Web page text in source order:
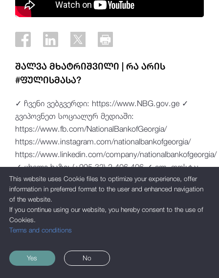
ᲨᲐᲚᲕᲐ ᲛᲮᲐᲢᲠᲘᲨᲕᲘᲚᲘ | ᲠᲐ ᲐᲠᲘᲡ
#ᲤᲣᲚᲘᲡᲛᲐᲡᲐ?
✓ ჩვენი ვებგვერდი: https://www.NBG.gov.ge ✓
გვიპოვნეთ სოციალურ მედიაში:
https://www.fb.com/NationalBankofGeorgia/
https://www.instagram.com/nationalbankofgeorgia/
https://www.linkedin.com/company/nationalbankofgeorgia/
✓ ცხელი ხაზი: (+995 32) 2 406 406 ✓ ელ. ფოსტა:
info@nbg.gov.ge
This website uses Cookie files to optimize your experience, offer
information in preferred format to the user and enhanced navigation
of the website.
If you continue using our website, you hereby consent to the use of
Cookies.
Terms and conditions
Yes No